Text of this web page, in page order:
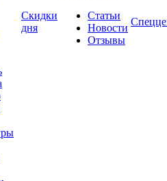
Скидки
дня
Статьи
Новости
Отзывы